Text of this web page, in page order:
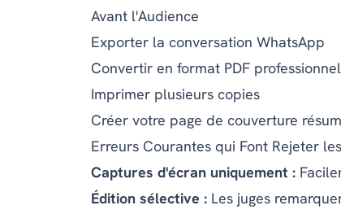
Avant l'Audience
Exporter la conversation WhatsApp
Convertir en format PDF professionnel
Imprimer plusieurs copies
Créer votre page de couverture
Erreurs Courantes qui Font Rejeter
Captures d'écran uniquement :
Édition sélective : Les juges